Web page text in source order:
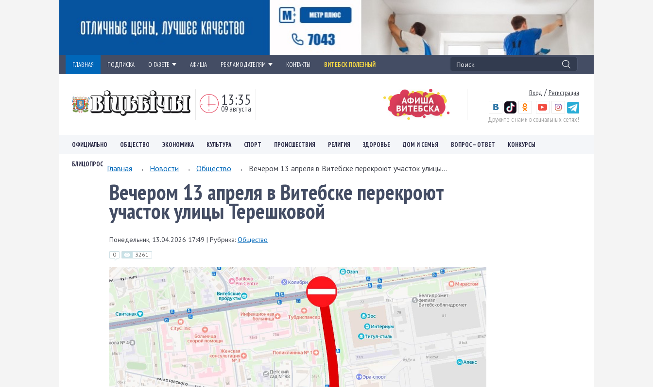
ГЛАВНАЯ ПОДПИСКА О ГАЗЕТЕ АФИША РЕКЛАМОДАТЕЛЯМ КОНТАКТЫ ВИТЕБСК ПОЛЕЗНЫЙ
13:35
09 августа
Вход / Регистрация
Дружите с нами в социальных сетях!
ОФИЦИАЛЬНО ОБЩЕСТВО ЭКОНОМИКА КУЛЬТУРА СПОРТ ПРОИСШЕСТВИЯ РЕЛИГИЯ ЗДОРОВЬЕ ДОМ И СЕМЬЯ ВОПРОС – ОТВЕТ КОНКУРСЫ
БЛИЦОПРОС Главная → Новости → Общество → Вечером 13 апреля в Витебске перекроют участок улицы...
Вечером 13 апреля в Витебске перекроют
участок улицы Терешковой
Понедельник, 13.04.2026 17:49 | Рубрика: Общество
0 3261